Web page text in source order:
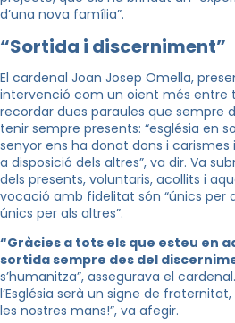
d’una nova família”.
“Sortida i discerniment”
El cardenal Joan Josep Omella,
intervenció com un oient més entre
recordar dues paraules que sempre
tenir sempre presents: “església en
senyor ens ha donat dons i
a disposició dels altres”, va dir. Va
dels presents, voluntaris, acollits i
vocació amb fidelitat són “únics per
únics per als altres”.
“Gràcies a tots els que esteu en
sortida sempre des del
s’humanitza”, assegurava el
l’Església serà un signe de
les nostres mans!”, va afegir.